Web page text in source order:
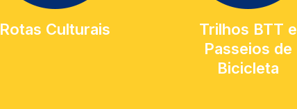
Rotas Culturais
Trilhos BTT e
Passeios de
Bicicleta